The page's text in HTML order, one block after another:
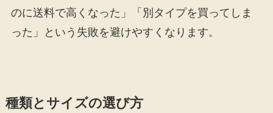
のに送料で高くなった」「別タイプを買ってしま
った」という失敗を避けやすくなります。
種類とサイズの選び方